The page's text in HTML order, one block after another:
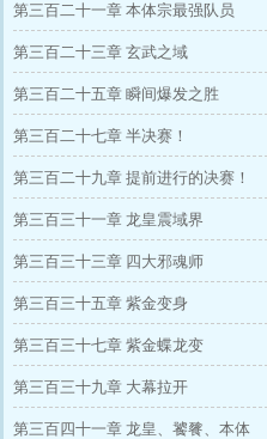
第三百二十一章 本体宗最强队员
第三百二十三章 玄武之域
第三百二十五章 瞬间爆发之胜
第三百二十七章 半决赛！
第三百二十九章 提前进行的决赛！
第三百三十一章 龙皇震域界
第三百三十三章 四大邪魂师
第三百三十五章 紫金变身
第三百三十七章 紫金蝶龙变
第三百三十九章 大幕拉开
第三百四十一章 龙皇、饕餮、本体